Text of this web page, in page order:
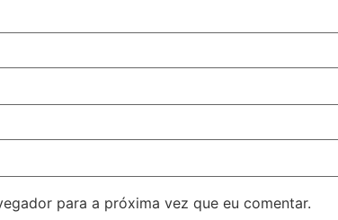
para a próxima vez que eu comentar.